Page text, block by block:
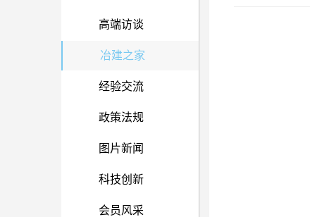
高端访谈
冶建之家
经验交流
政策法规
图片新闻
科技创新
会员风采